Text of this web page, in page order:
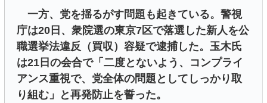
一方、党を揺るがす問題も起きている。警視
庁は20日、衆院選の東京7区で落選した新人を公
職選挙法違反（買収）容疑で逮捕した。玉木氏
は21日の会合で「二度とないよう、コンプライ
アンス重視で、党全体の問題としてしっかり取
り組む」と再発防止を誓った。